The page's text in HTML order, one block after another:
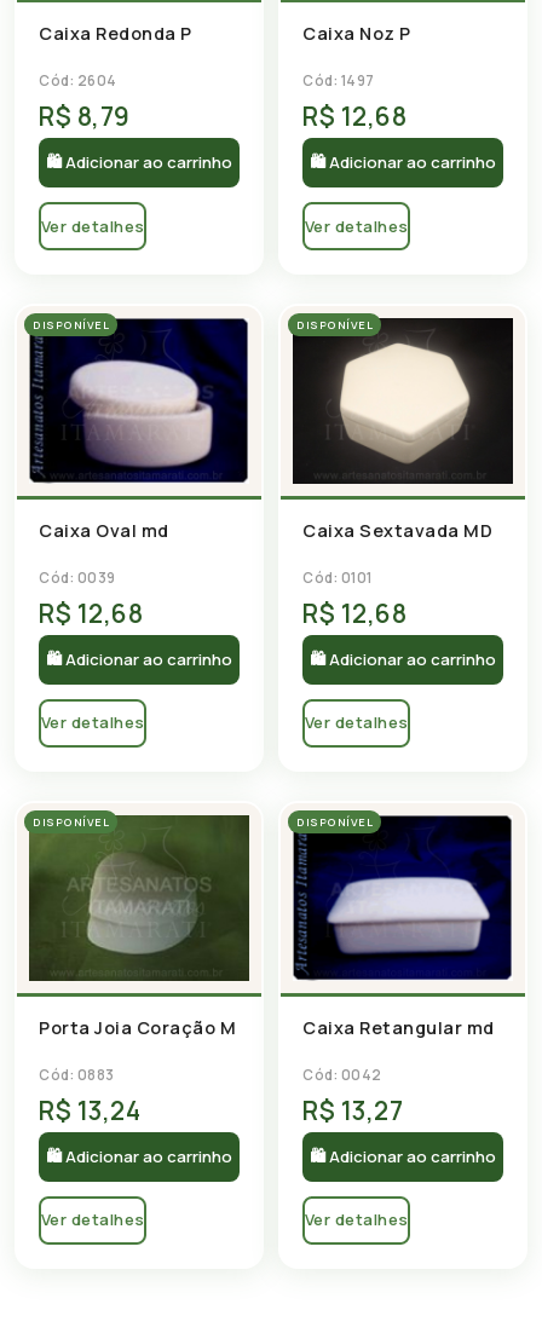
Caixa Redonda P
Cód: 2604
R$ 8,79
🛍 Adicionar ao carrinho
Ver detalhes
Caixa Noz P
Cód: 1497
R$ 12,68
🛍 Adicionar ao carrinho
Ver detalhes
DISPONÍVEL
Caixa Oval md
Cód: 0039
R$ 12,68
🛍 Adicionar ao carrinho
Ver detalhes
DISPONÍVEL
Caixa Sextavada MD
Cód: 0101
R$ 12,68
🛍 Adicionar ao carrinho
Ver detalhes
DISPONÍVEL
Porta Joia Coração M
Cód: 0883
R$ 13,24
🛍 Adicionar ao carrinho
Ver detalhes
DISPONÍVEL
Caixa Retangular md
Cód: 0042
R$ 13,27
🛍 Adicionar ao carrinho
Ver detalhes